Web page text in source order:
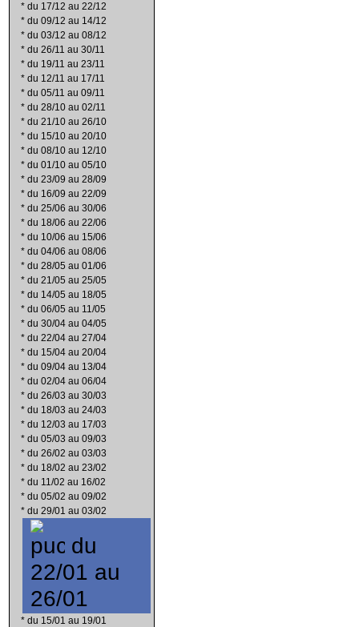
* du 17/12 au 22/12
* du 09/12 au 14/12
* du 03/12 au 08/12
* du 26/11 au 30/11
* du 19/11 au 23/11
* du 12/11 au 17/11
* du 05/11 au 09/11
* du 28/10 au 02/11
* du 21/10 au 26/10
* du 15/10 au 20/10
* du 08/10 au 12/10
* du 01/10 au 05/10
* du 23/09 au 28/09
* du 16/09 au 22/09
* du 25/06 au 30/06
* du 18/06 au 22/06
* du 10/06 au 15/06
* du 04/06 au 08/06
* du 28/05 au 01/06
* du 21/05 au 25/05
* du 14/05 au 18/05
* du 06/05 au 11/05
* du 30/04 au 04/05
* du 22/04 au 27/04
* du 15/04 au 20/04
* du 09/04 au 13/04
* du 02/04 au 06/04
* du 26/03 au 30/03
* du 18/03 au 24/03
* du 12/03 au 17/03
* du 05/03 au 09/03
* du 26/02 au 03/03
* du 18/02 au 23/02
* du 11/02 au 16/02
* du 05/02 au 09/02
* du 29/01 au 03/02
du
22/01 au
26/01
* du 15/01 au 19/01